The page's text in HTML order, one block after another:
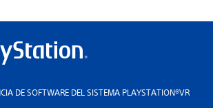
DE SOFTWARE DEL SISTEMA PLAYSTATION®VR